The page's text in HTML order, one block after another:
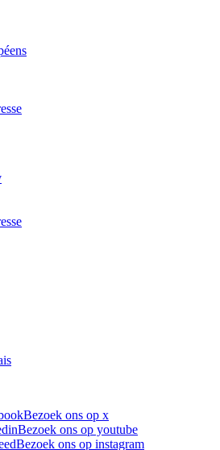
Bezoek ons op x
Bezoek ons op youtube
Bezoek ons op instagram